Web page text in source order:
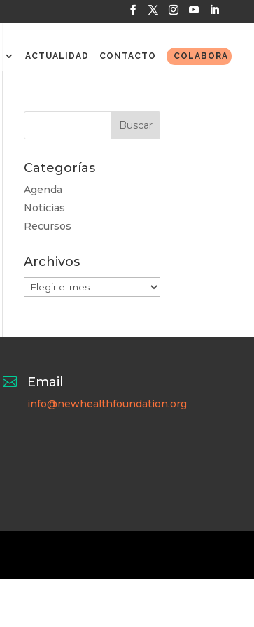
ACTUALIDAD CONTACTO COLABORA
Categorías
Agenda
Noticias
Recursos
Archivos
Archivos
 Email
info@newhealthfoundation.org